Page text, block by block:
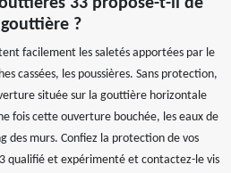
33 propose-t-il de
?
facilement les saletés apportées par le
cassées, les poussières. Sans protection,
située sur la gouttière horizontale
fois cette ouverture bouchée, les eaux de
des murs. Confiez la protection de vos
qualifié et expérimenté et contactez-le vis